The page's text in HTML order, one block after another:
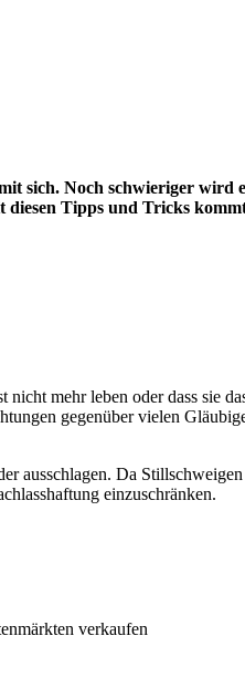
sich. Noch schwieriger
Tipps und Tricks
nicht mehr leben oder dass sie
gegenüber vielen
ausschlagen. Da
einzuschränken.
verkaufen